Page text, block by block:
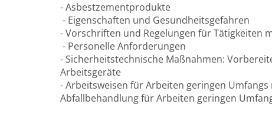
- Asbestzementprodukte
- Eigenschaften und Gesundheitsgefahren
- Vorschriften und Regelungen für Tätigkeiten
- Personelle Anforderungen
- Sicherheitstechnische Maßnahmen:
Arbeitsgeräte
- Arbeitsweisen für Arbeiten geringen
Abfallbehandlung für Arbeiten geringen